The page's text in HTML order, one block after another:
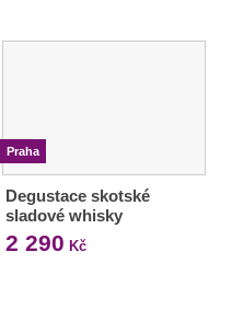
Praha
Degustace skotské
sladové whisky
2 290 Kč